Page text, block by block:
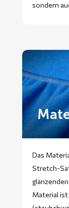
sondern
Das
Stretch-
Material